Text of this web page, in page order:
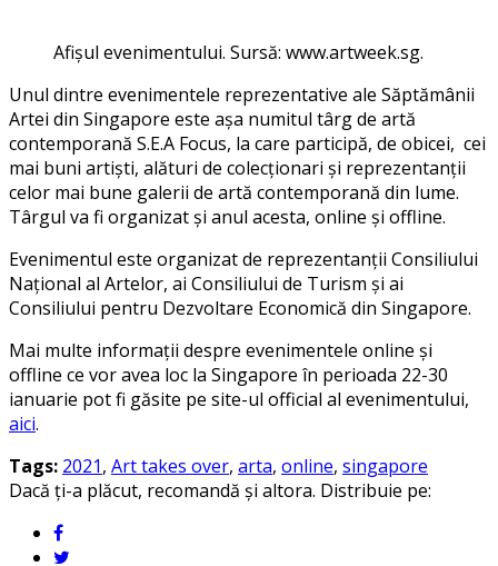
Afișul evenimentului. Sursă: www.artweek.sg.
Unul dintre evenimentele reprezentative ale Săptămânii
Artei din Singapore este așa numitul târg de artă
contemporană S.E.A Focus, la care participă, de obicei, cei
mai buni artiști, alături de colecționari și reprezentanții
celor mai bune galerii de artă contemporană din lume.
Târgul va fi organizat și anul acesta, online și offline.
Evenimentul este organizat de reprezentanții Consiliului
Național al Artelor, ai Consiliului de Turism și ai
Consiliului pentru Dezvoltare Economică din Singapore.
Mai multe informații despre evenimentele online și
offline ce vor avea loc la Singapore în perioada 22-30
ianuarie pot fi găsite pe site-ul official al evenimentului,
aici.
Tags: 2021, Art takes over, arta, online, singapore
Dacă ți-a plăcut, recomandă și altora. Distribuie pe: